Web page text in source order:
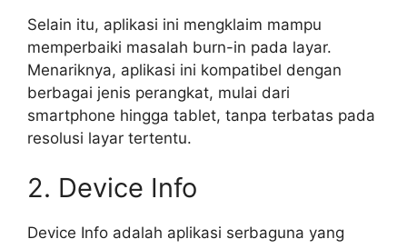
Selain itu, aplikasi ini mengklaim mampu
memperbaiki masalah burn-in pada layar.
Menariknya, aplikasi ini kompatibel dengan
berbagai jenis perangkat, mulai dari
smartphone hingga tablet, tanpa terbatas pada
resolusi layar tertentu.
2. Device Info
Device Info adalah aplikasi serbaguna yang